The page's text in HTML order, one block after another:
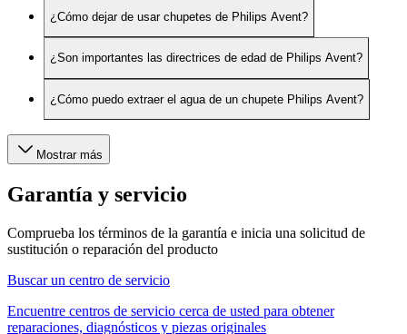
¿Cómo dejar de usar chupetes de Philips Avent?
¿Son importantes las directrices de edad de Philips Avent?
¿Cómo puedo extraer el agua de un chupete Philips Avent?
Mostrar más
Garantía y servicio
Comprueba los términos de la garantía e inicia una solicitud de
sustitución o reparación del producto
Buscar un centro de servicio
Encuentre centros de servicio cerca de usted para obtener
reparaciones, diagnósticos y piezas originales